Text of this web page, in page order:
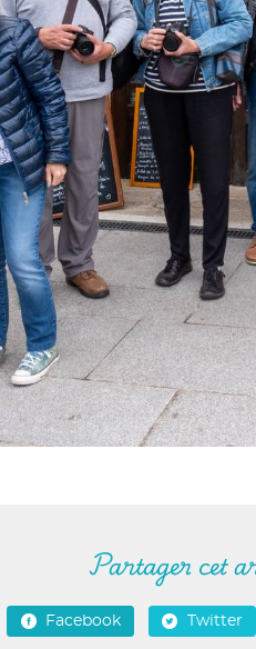
Partager cet
Facebook Twitter